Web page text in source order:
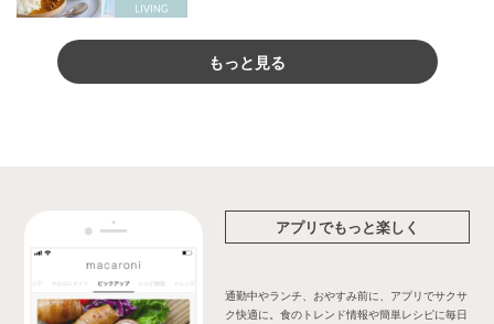
もっと見る
アプリでもっと楽しく
通勤中やランチ、おやすみ前に、アプリでサクサ
ク快適に。食のトレンド情報や簡単レシピに毎日